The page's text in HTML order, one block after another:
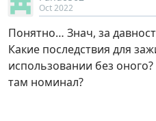
Oct 2022
Понятно… Знач, за
Какие последствия для
использовании без
там номинал?